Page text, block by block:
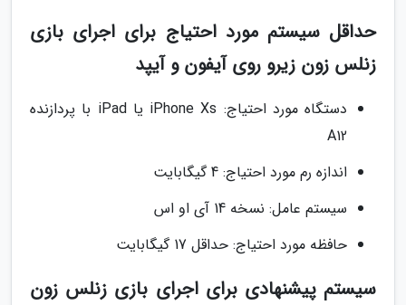
حداقل سیستم مورد احتیاج برای اجرای بازی
زنلس زون زیرو روی آیفون و آیپد
دستگاه مورد احتیاج: iPhone Xs یا iPad با پردازنده
A12
اندازه رم مورد احتیاج: 4 گیگابایت
سیستم عامل: نسخه 14 آی او اس
حافظه مورد احتیاج: حداقل 17 گیگابایت
سیستم پیشنهادی برای اجرای بازی زنلس زون